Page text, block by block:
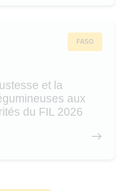
et la
aux
du FIL 2026
FASO